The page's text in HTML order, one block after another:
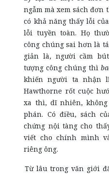
ngẫm mà xem sách đơn
có khả năng thấy lỗi
lỗi tuyền toàn. Họ
công chúng sai hơn là
giản là, người cầm
tượng công chúng thì
khiến người ta nhận
Hawthorne rốt cuộc
xa thì, dĩ nhiên,
phán. Có điều, sách
chứng nội tàng cho
viết cho chính mình
riêng ông.
Từ lâu trong văn giới